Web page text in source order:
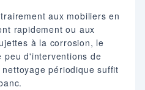
aux mobiliers en
rapidement ou aux
à la corrosion, le
peu d'interventions de
périodique suffit